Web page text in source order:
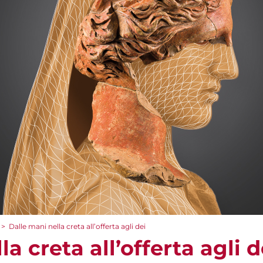
> Dalle mani nella creta all’offerta agli dei
creta all’offerta agli